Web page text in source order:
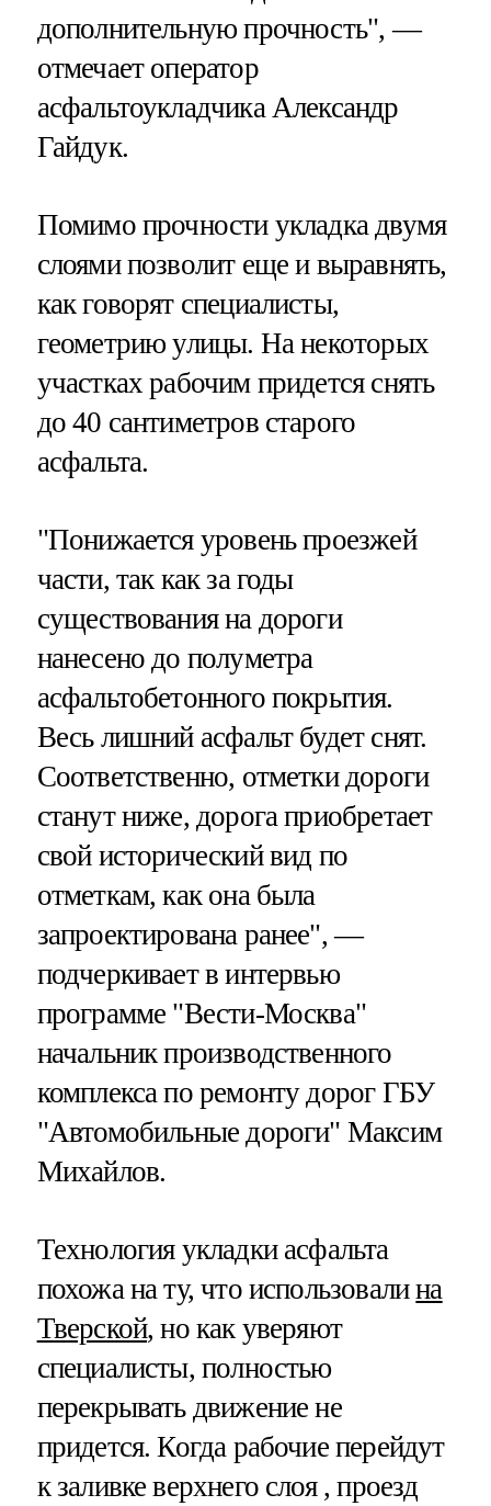
дополнительную прочность", —
отмечает оператор
асфальтоукладчика Александр
Гайдук.
Помимо прочности укладка двумя
слоями позволит еще и выравнять,
как говорят специалисты,
геометрию улицы. На некоторых
участках рабочим придется снять
до 40 сантиметров старого
асфальта.
"Понижается уровень проезжей
части, так как за годы
существования на дороги
нанесено до полуметра
асфальтобетонного покрытия.
Весь лишний асфальт будет снят.
Соответственно, отметки дороги
станут ниже, дорога приобретает
свой исторический вид по
отметкам, как она была
запроектирована ранее", —
подчеркивает в интервью
программе "Вести-Москва"
начальник производственного
комплекса по ремонту дорог ГБУ
"Автомобильные дороги" Максим
Михайлов.
Технология укладки асфальта
похожа на ту, что использовалина
Тверской, но как уверяют
специалисты, полностью
перекрывать движение не
придется. Когда рабочие перейдут
к заливке верхнего слоя , проезд